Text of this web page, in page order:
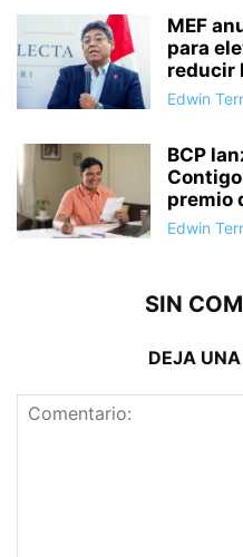
MEF
para
reducir
Edwin
BCP
premio
Edwin
SIN
DEJA UNA